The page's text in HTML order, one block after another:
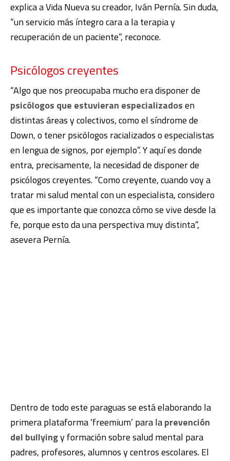
explica a Vida Nueva su creador, Iván Pernía. Sin duda,
“un servicio más íntegro cara a la terapia y
recuperación de un paciente”, reconoce.
Psicólogos creyentes
“Algo que nos preocupaba mucho era disponer de
psicólogos que estuvieran especializadosen
distintas áreas y colectivos, como el síndrome de
Down, o tener psicólogos racializados o especialistas
en lengua de signos, por ejemplo”. Y aquí es donde
entra, precisamente, la necesidad de disponer de
psicólogos creyentes. “Como creyente, cuando voy a
tratar mi salud mental con un especialista, considero
que es importante que conozca cómo se vive desde la
fe, porque esto da una perspectiva muy distinta”,
asevera Pernía.
Dentro de todo este paraguas se está elaborando la
primera plataforma ‘freemium’ para laprevención
del bullyingy formación sobre salud mental para
padres, profesores, alumnos y centros escolares. El